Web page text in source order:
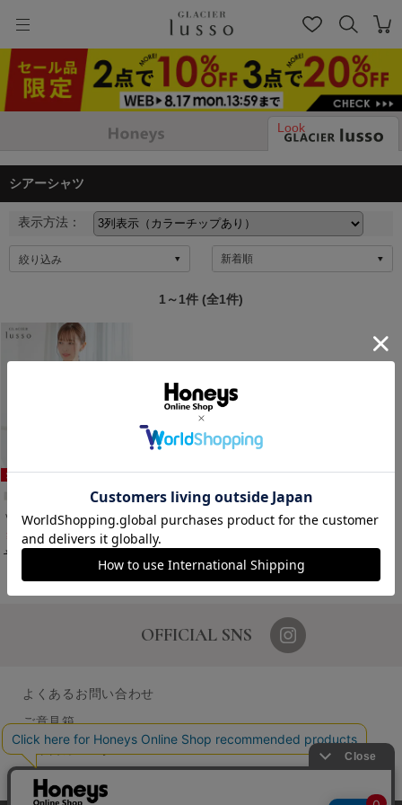
Look
シアーシャツ
表示方法：
絞り込み
1～1件 (全1件)
Ｖネックニット
￥2,480
税込
￥2,980
1～1件 (全1件)
OFFICIAL SNS
よくあるお問い合わせ
ご意見箱
営業日カレンダー
店舗検索